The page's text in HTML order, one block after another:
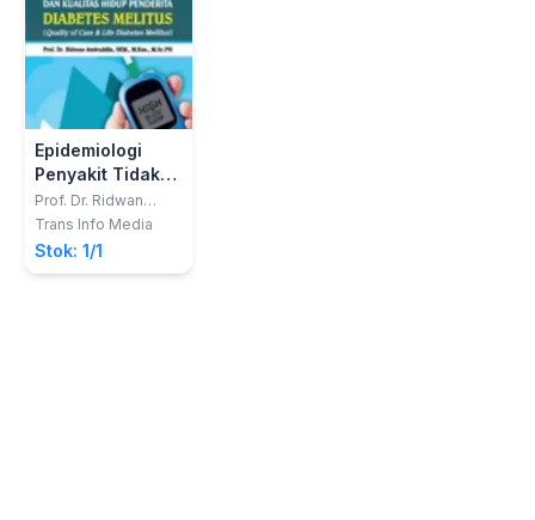
Epidemiologi
Penyakit Tidak
Menular -
Kualitas
Keperawatan
dan Kualitas
Prof. Dr. Ridwan
Amiruddin, SKM.,
Trans Info Media
Stok: 1/1